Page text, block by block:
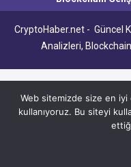
CryptoHaber.net - Güncel
Analizleri,
Web sitemizde size en
kullanıyoruz. Bu siteyi